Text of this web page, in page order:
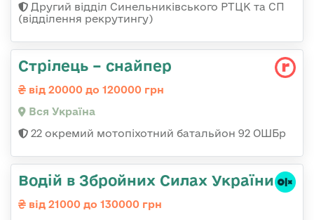
Другий відділ Синельниківського РТЦК та СП
(відділення рекрутингу)
Стрілець – снайпер
від 20000 до 120000 грн
Вся Україна
22 окремий мотопіхотний батальйон 92 ОШБр
Водій в Збройних Силах України
від 21000 до 130000 грн